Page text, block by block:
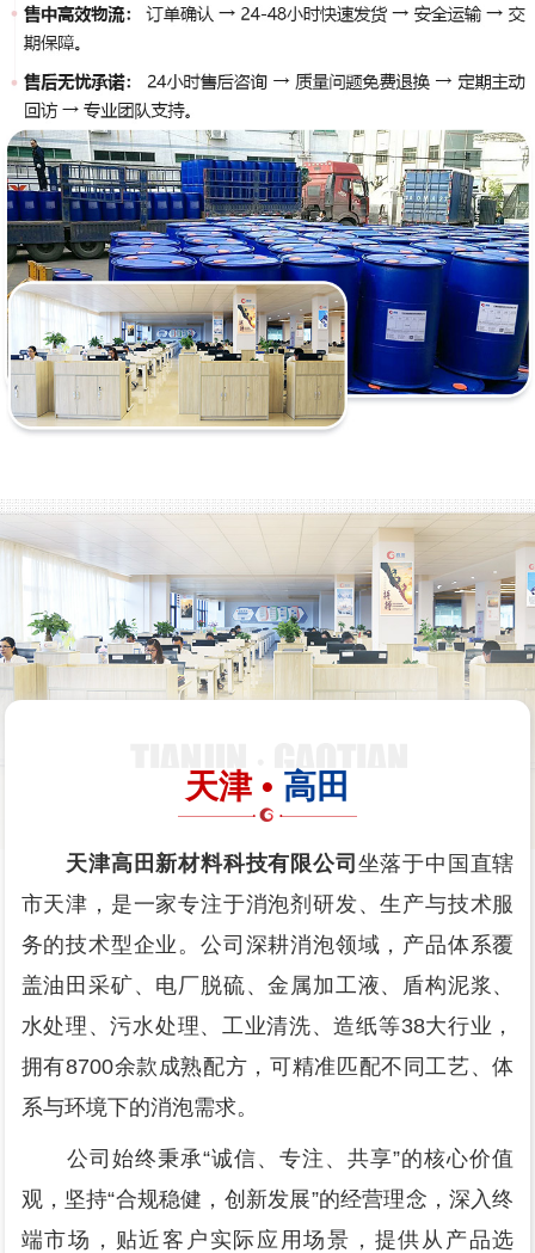
天津 • 高田
天津高田新材料科技有限公司 坐落于中国直辖
市天津，是一家专注于消泡剂研发、生产与技术服
务的技术型企业。公司深耕消泡领域，产品体系覆
盖油田采矿、电厂脱硫、金属加工液、盾构泥浆、
水处理、污水处理、工业清洗、造纸等38大行业，
拥有8700余款成熟配方，可精准匹配不同工艺、体
系与环境下的消泡需求。
公司始终秉承“诚信、专注、共享”的核心价值
观，坚持“合规稳健，创新发展”的经营理念，深入终
端市场，贴近客户实际应用场景，提供从产品选